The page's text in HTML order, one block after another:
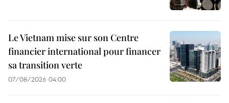
Le Vietnam mise sur son Centre
financier international pour financer
sa transition verte
07/08/2026 04:00